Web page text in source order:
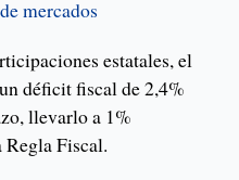
mercados
estatales, el
déficit fiscal de 2,4%
llevarlo a 1%
Regla Fiscal.